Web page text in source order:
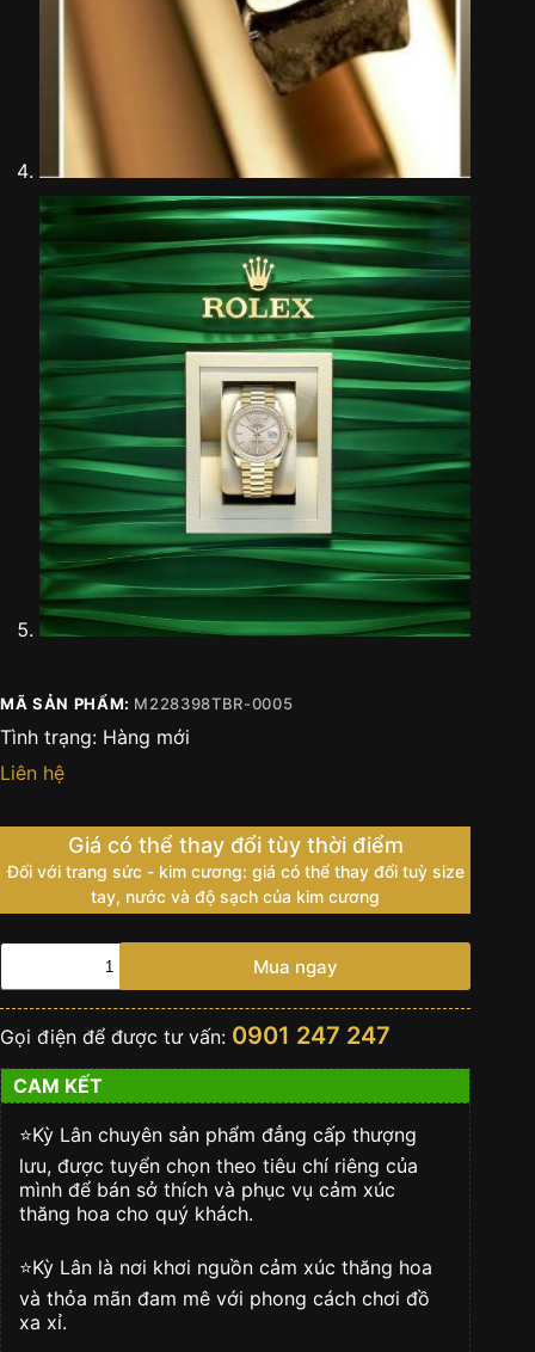
MÃ SẢN PHẨM: M228398TBR-0005
Tình trạng: Hàng mới
Liên hệ
Giá có thể thay đổi tùy thời điểm
Đối với trang sức - kim cương: giá có thể thay đổi tuỳ size
tay, nước và độ sạch của kim cương
ROLEX
DATE
VÀNG
VÀNG
18
CT-
m228398tbr-
0005
số
lượng
Mua ngay
Gọi điện để được tư vấn: 0901 247 247
CAM KẾT
⭐️Kỳ Lân chuyên sản phẩm đẳng cấp thượng
lưu, được tuyển chọn theo tiêu chí riêng của
mình để bán sở thích và phục vụ cảm xúc
thăng hoa cho quý khách.
⭐️Kỳ Lân là nơi khơi nguồn cảm xúc thăng hoa
và thỏa mãn đam mê với phong cách chơi đồ
xa xỉ.